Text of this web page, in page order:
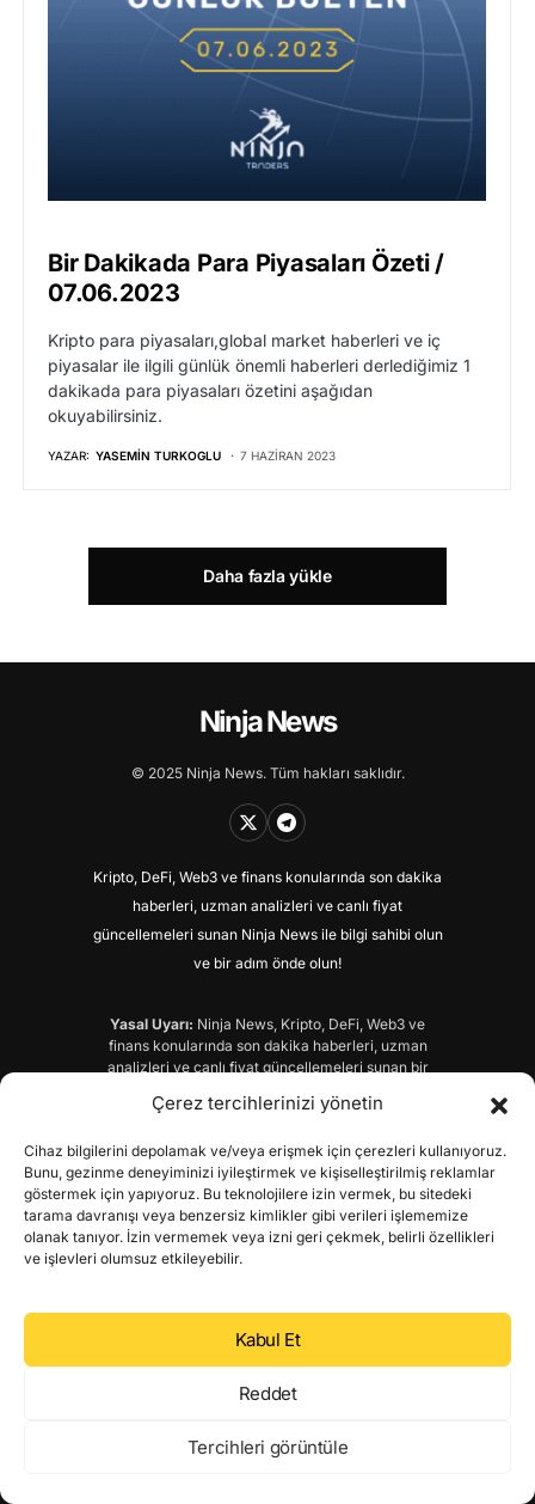
Çerez tercihlerinizi yönetin
Cihaz bilgilerini depolamak ve/veya erişmek için çerezleri kullanıyoruz.
Bunu, gezinme deneyiminizi iyileştirmek ve kişiselleştirilmiş reklamlar
göstermek için yapıyoruz. Bu teknolojilere izin vermek, bu sitedeki
tarama davranışı veya benzersiz kimlikler gibi verileri işlememize
olanak tanıyor. İzin vermemek veya izni geri çekmek, belirli özellikleri
ve işlevleri olumsuz etkileyebilir.
Kabul Et
Reddet
Tercihleri görüntüle
Bir Dakikada Para Piyasaları Özeti /
07.06.2023
Kripto para piyasaları,global market haberleri ve iç
piyasalar ile ilgili günlük önemli haberleri derlediğimiz 1
dakikada para piyasaları özetini aşağıdan
okuyabilirsiniz.
YAZAR: YASEMIN TURKOGLU 7 HAZIRAN 2023
Daha fazla yükle
Ninja News
© 2025 Ninja News. Tüm hakları saklıdır.
Kripto, DeFi, Web3 ve finans konularında son dakika
haberleri, uzman analizleri ve canlı fiyat
güncellemeleri sunan Ninja News ile bilgi sahibi olun
ve bir adım önde olun!
Yasal Uyarı: Ninja News, Kripto, DeFi, Web3 ve
finans konularında son dakika haberleri, uzman
analizleri ve canlı fiyat güncellemeleri sunan bir
yorum ve tavsiyeler yatırım danışmanlığı
yetkili kuruluşlar tarafından kişilerin risk ve getiri
tercihlerini dikkate alarak, kişiye özel olarak
sunulmaktadır. Bu sitede veya e-bültenlerimiz
kapsamındaki sözel, yazılı ve grafiksel dahil olmak
üzere tüm bilgi ve analizler; herhangi bir karara
dayanak oluşturması noktasında herhangi bir
olmaksızın söz konusu bilgileri değiştirebilir veyahut
silebilir. Bu nedenle, sadece burada yer alan bilgilere
dayanarak yatırım kararı vermeniz beklentilerinize
konularda ortaya çıkabilecek zararlardan Ninja